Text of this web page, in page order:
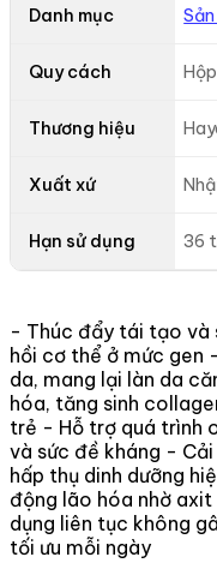
Danh mục
Quy cách
Thương hiệu
Xuất xứ
Hạn sử dụng 36
- Thúc đẩy tái tạo và
hồi cơ thể ở mức gen
da, mang lại làn da
hóa, tăng sinh
trẻ - Hỗ trợ quá trình
và sức đề kháng -
hấp thụ dinh dưỡng
động lão hóa nhờ
dụng liên tục không
tối ưu mỗi ngày